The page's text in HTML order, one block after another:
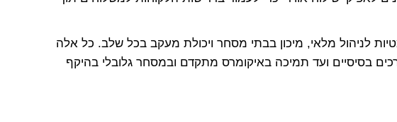
לניהול מלאי, מיכון בבתי מסחר ויכולת מעקב בכל שלב. כל אלה
בסיסיים ועד תמיכה באיקומרס מתקדם ובמסחר גלובלי בהיקף